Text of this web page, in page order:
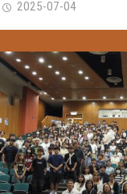
2025-07-04